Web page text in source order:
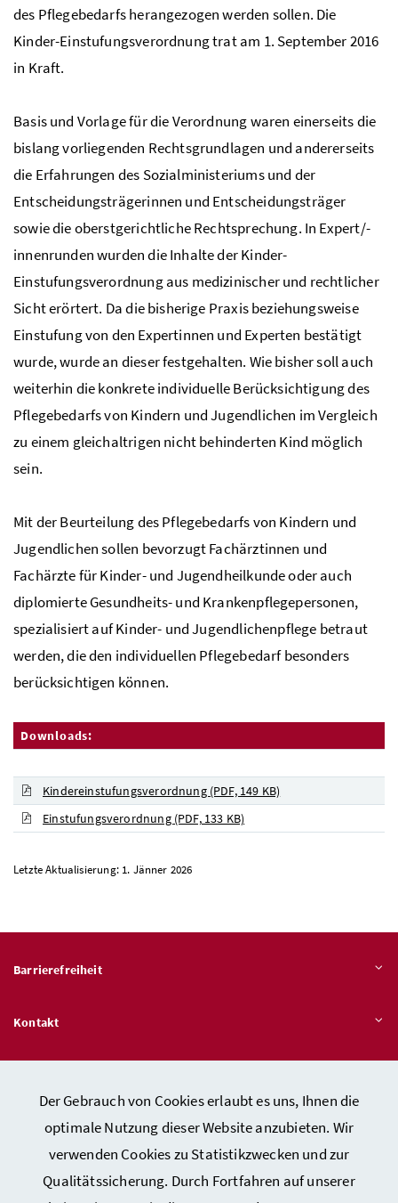
Der Gebrauch von Cookies erlaubt es uns, Ihnen die
optimale Nutzung dieser Website anzubieten. Wir
verwenden Cookies zu Statistikzwecken und zur
Qualitätssicherung. Durch Fortfahren auf unserer
des Pflegebedarfs herangezogen werden sollen. Die
Kinder-Einstufungsverordnung trat am 1. September 2016
in Kraft.
Basis und Vorlage für die Verordnung waren einerseits die
bislang vorliegenden Rechtsgrundlagen und andererseits
die Erfahrungen des Sozialministeriums und der
Entscheidungsträgerinnen und Entscheidungsträger
sowie die oberstgerichtliche Rechtsprechung. In Expert/-
innenrunden wurden die Inhalte der Kinder-
Einstufungsverordnung aus medizinischer und rechtlicher
Sicht erörtert. Da die bisherige Praxis beziehungsweise
Einstufung von den Expertinnen und Experten bestätigt
wurde, wurde an dieser festgehalten. Wie bisher soll auch
weiterhin die konkrete individuelle Berücksichtigung des
Pflegebedarfs von Kindern und Jugendlichen im Vergleich
zu einem gleichaltrigen nicht behinderten Kind möglich
sein.
Mit der Beurteilung des Pflegebedarfs von Kindern und
Jugendlichen sollen bevorzugt Fachärztinnen und
Fachärzte für Kinder- und Jugendheilkunde oder auch
diplomierte Gesundheits- und Krankenpflegepersonen,
spezialisiert auf Kinder- und Jugendlichenpflege betraut
werden, die den individuellen Pflegebedarf besonders
berücksichtigen können.
Downloads:
Kindereinstufungsverordnung (PDF, 149 KB)
Einstufungsverordnung (PDF, 133 KB)
Letzte Aktualisierung: 1. Jänner 2026
Barrierefreiheit
Kontakt
Hinweisgeber:innen – Stelle für Rechtsverletzungen